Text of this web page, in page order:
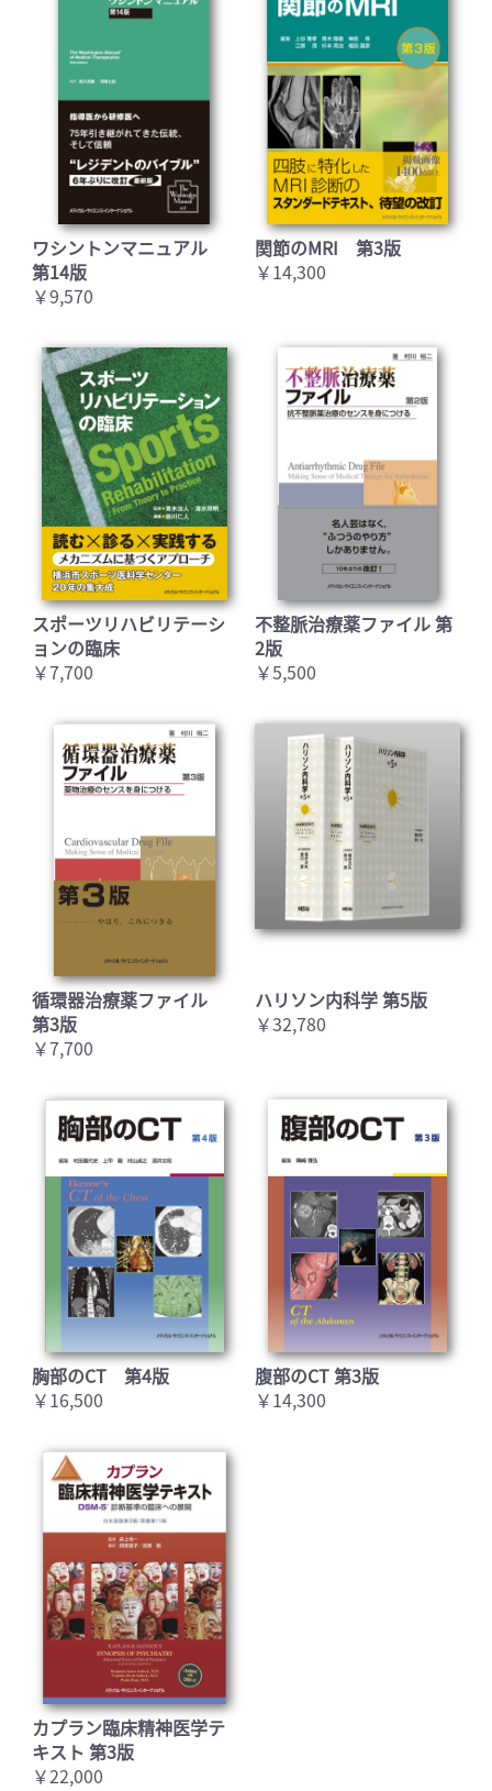
ワシントンマニュアル
第14版
￥9,570
関節のMRI 第3版
￥14,300
スポーツリハビリテーシ
ョンの臨床
￥7,700
不整脈治療薬ファイル 第
2版
￥5,500
循環器治療薬ファイル
第3版
￥7,700
ハリソン内科学 第5版
￥32,780
胸部のCT 第4版
￥16,500
腹部のCT 第3版
￥14,300
カプラン臨床精神医学テ
キスト 第3版
￥22,000